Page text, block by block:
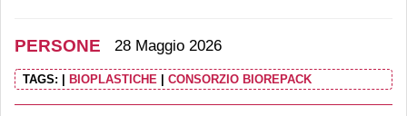
PERSONE 28 Maggio 2026
TAGS: | BIOPLASTICHE | CONSORZIO BIOREPACK